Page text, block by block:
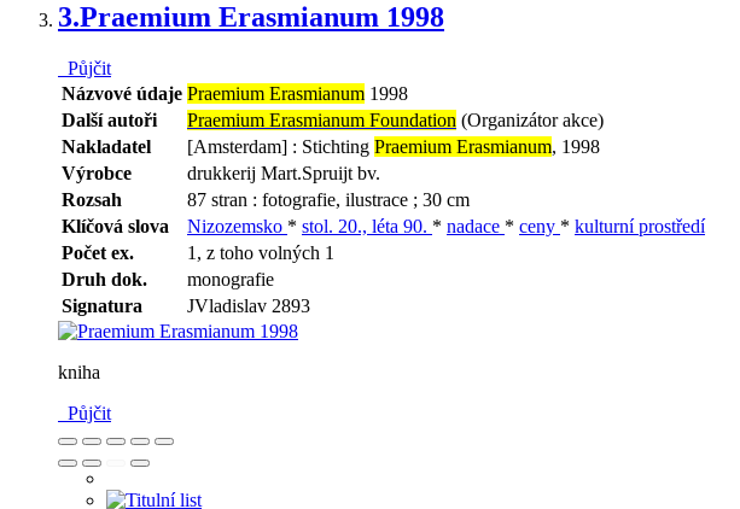
3.Praemium Erasmianum 1998
Půjčit
Názvové údaje Praemium Erasmianum 1998
Další autoři
Praemium Erasmianum Foundation (Organizátor akce)
Nakladatel
[Amsterdam] : Stichting Praemium Erasmianum, 1998
Výrobce
drukkerij Mart.Spruijt bv.
Rozsah
87 stran : fotografie, ilustrace ; 30 cm
Klíčová slova
Nizozemsko * stol. 20., léta 90. * nadace * ceny * kulturní prostředí
Počet ex.
1, z toho volných 1
Druh dok.
monografie
Signatura
JVladislav 2893
kniha
Půjčit